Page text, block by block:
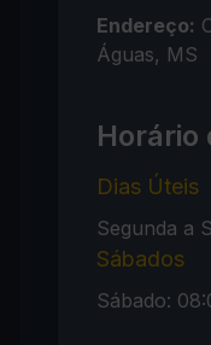
Endereço:
Águas, MS
Horário
Dias Úteis
Segunda a
Sábados
Sábado: